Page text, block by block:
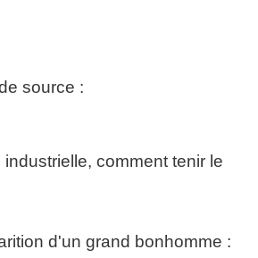
source :
comment tenir le
d'un grand bonhomme :